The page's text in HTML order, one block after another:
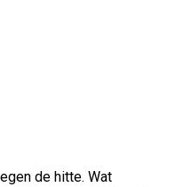
de hitte. Wat